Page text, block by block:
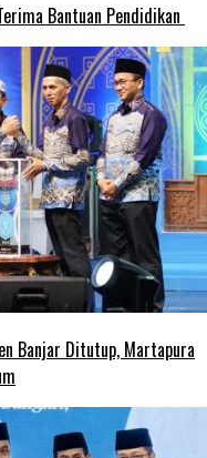
Bantuan Pendidikan
Banjar Ditutup, Martapura